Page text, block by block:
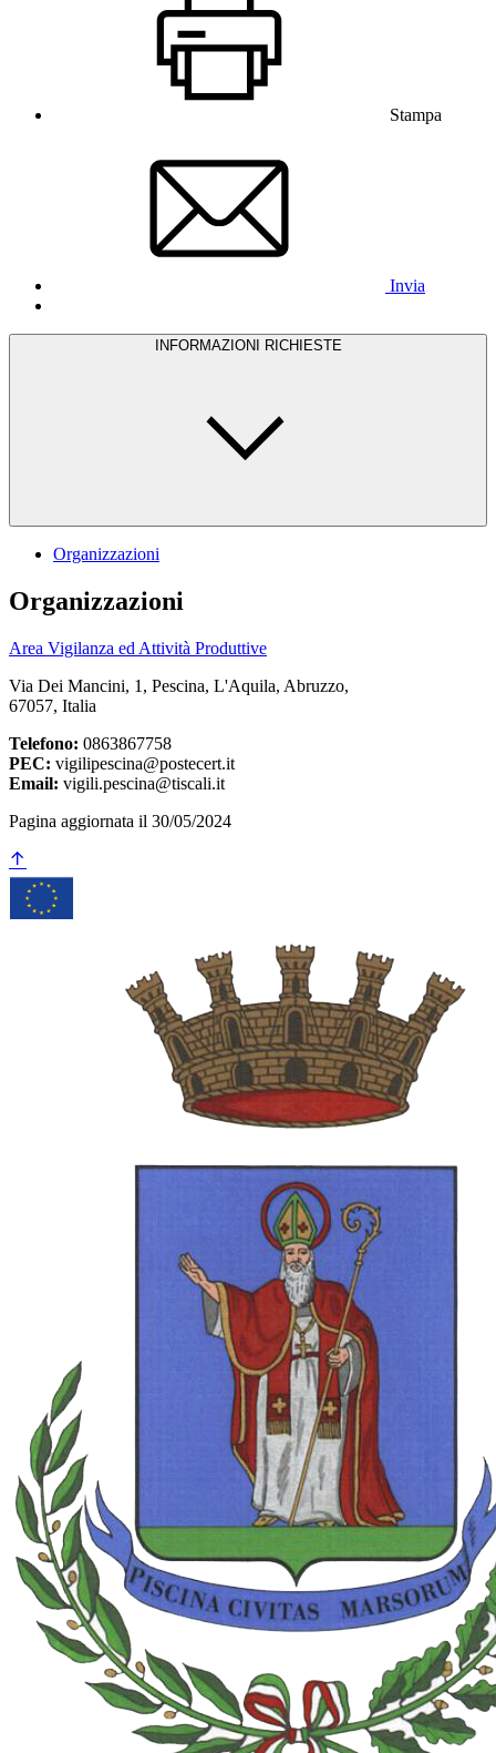
Stampa
Invia
INFORMAZIONI RICHIESTE
Organizzazioni
Organizzazioni
Area Vigilanza ed Attività Produttive
Via Dei Mancini, 1, Pescina, L'Aquila, Abruzzo,
67057, Italia
Telefono: 0863867758
PEC: vigilipescina@postecert.it
Email: vigili.pescina@tiscali.it
Pagina aggiornata il 30/05/2024